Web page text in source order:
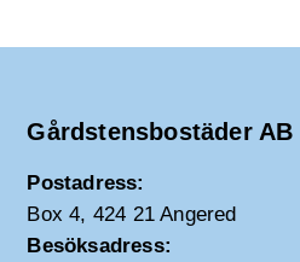
Gårdstensbostäder AB
Postadress:
Box 4, 424 21 Angered
Besöksadress: